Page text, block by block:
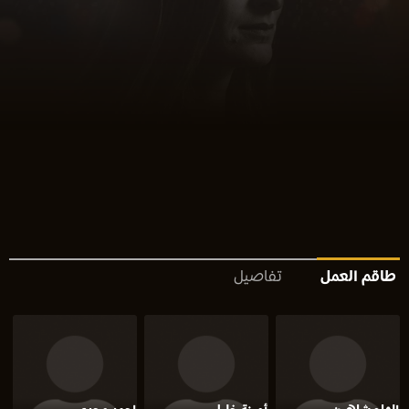
طاقم العمل تفاصيل